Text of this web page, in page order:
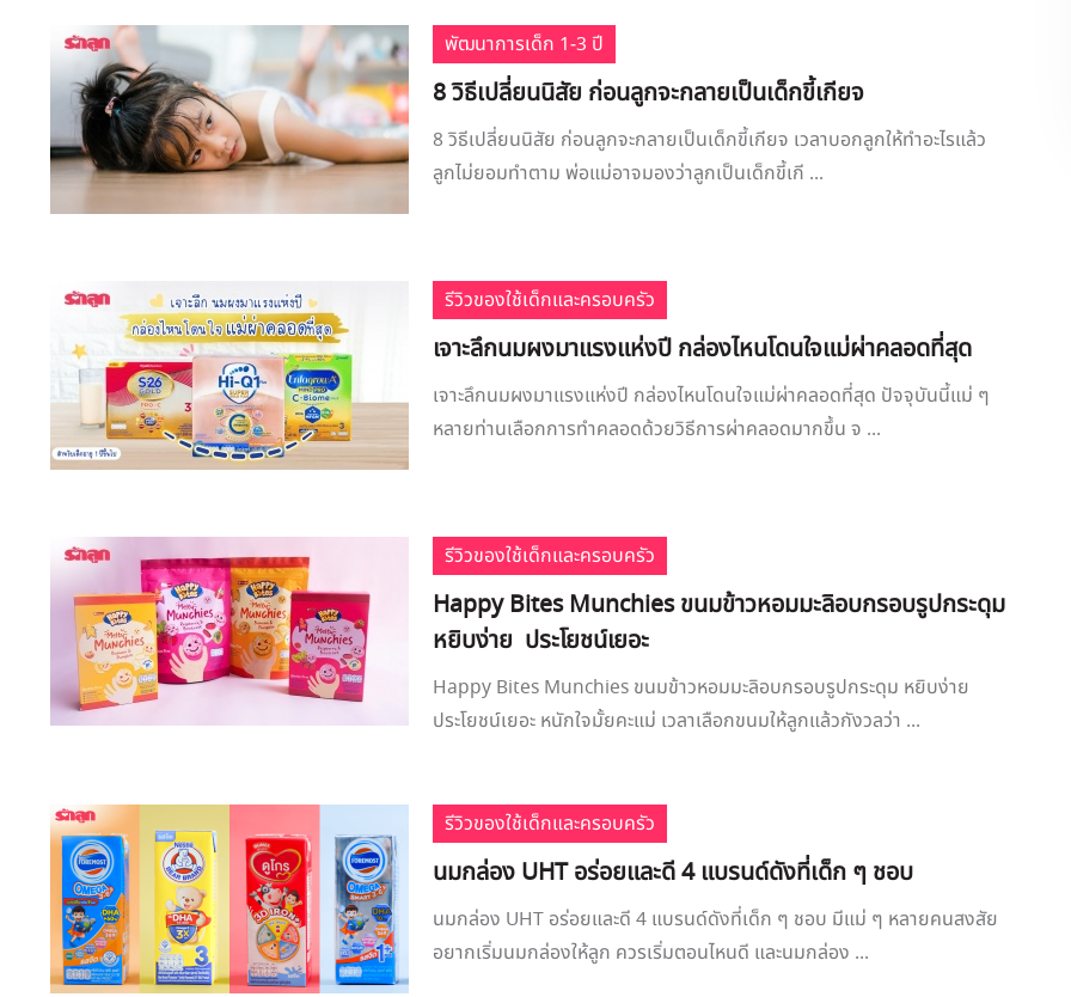
พัฒนาการเด็ก 1-3 ปี
8 วิธีเปลี่ยนนิสัย ก่อนลูกจะกลายเป็นเด็กขี้เกียจ
8 วิธีเปลี่ยนนิสัย ก่อนลูกจะกลายเป็นเด็กขี้เกียจ เวลาบอกลูกให้ทำอะไรแล้ว
ลูกไม่ยอมทำตาม พ่อแม่อาจมองว่าลูกเป็นเด็กขี้เกี ...
รีวิวของใช้เด็กและครอบครัว
เจาะลึกนมผงมาแรงแห่งปี กล่องไหนโดนใจแม่ผ่าคลอดที่สุด
เจาะลึกนมผงมาแรงแห่งปี กล่องไหนโดนใจแม่ผ่าคลอดที่สุด ปัจจุบันนี้แม่ ๆ
หลายท่านเลือกการทำคลอดด้วยวิธีการผ่าคลอดมากขึ้น จ ...
รีวิวของใช้เด็กและครอบครัว
Happy Bites Munchies ขนมข้าวหอมมะลิอบกรอบรูปกระดุม
หยิบง่าย ประโยชน์เยอะ
Happy Bites Munchies ขนมข้าวหอมมะลิอบกรอบรูปกระดุม หยิบง่าย
ประโยชน์เยอะ หนักใจมั้ยคะแม่ เวลาเลือกขนมให้ลูกแล้วกังวลว่า ...
รีวิวของใช้เด็กและครอบครัว
นมกล่อง UHT อร่อยและดี 4 แบรนด์ดังที่เด็ก ๆ ชอบ
นมกล่อง UHT อร่อยและดี 4 แบรนด์ดังที่เด็ก ๆ ชอบ มีแม่ ๆ หลายคนสงสัย
อยากเริ่มนมกล่องให้ลูก ควรเริ่มตอนไหนดี และนมกล่อง ...